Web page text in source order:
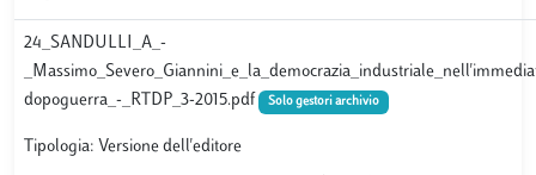
24_SANDULLI_A_-
dopoguerra_-_RTDP_3-2015.pdf
Solo gestori archivio
Tipologia: Versione dell'editore